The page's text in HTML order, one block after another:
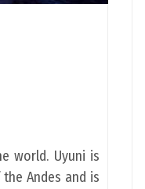
world. Uyuni is
Andes and is